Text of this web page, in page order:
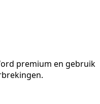
premium en gebruik